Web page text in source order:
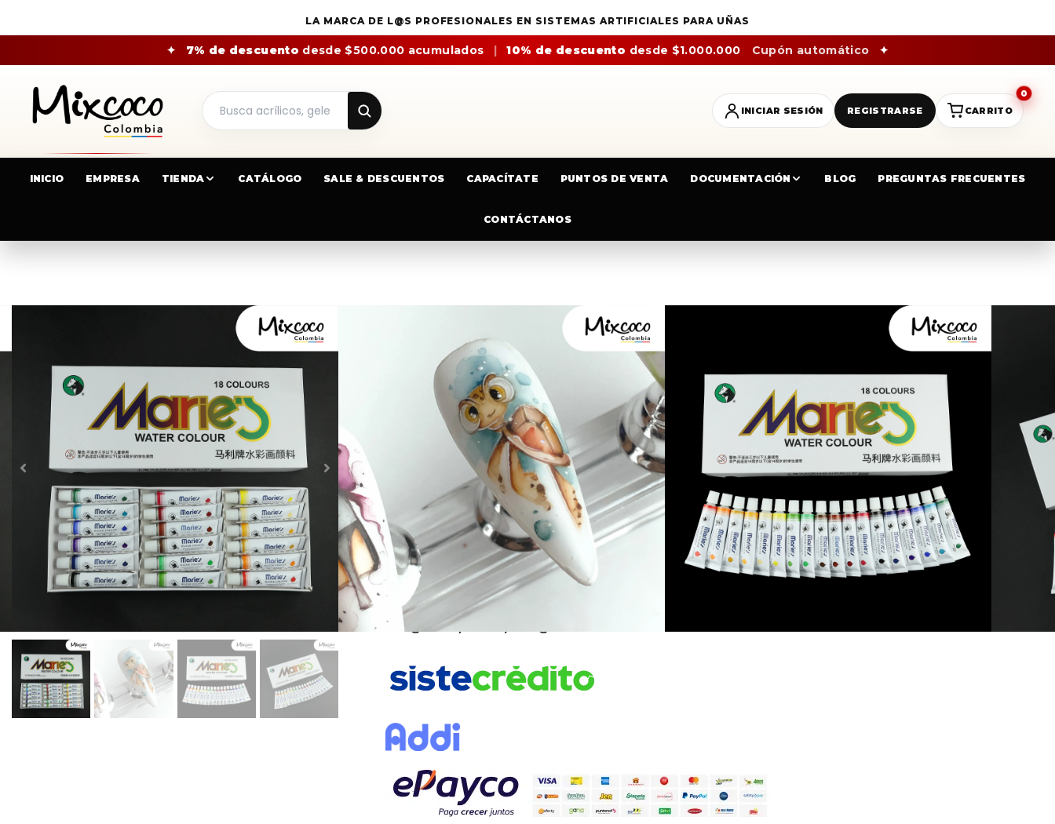
LA MARCA DE L@S PROFESIONALES EN SISTEMAS ARTIFICIALES PARA UÑAS
✦ 7% de descuento desde $500.000 acumulados | 10% de descuento desde $1.000.000 Cupón automático ✦
INICIAR SESIÓN REGISTRARSE
0
CARRITO
INICIO EMPRESA TIENDA CATÁLOGO SALE & DESCUENTOS CAPACÍTATE PUNTOS DE VENTA DOCUMENTACIÓN BLOG PREGUNTAS FRECUENTES
CONTÁCTANOS
CAJA ACUARELAS GRANDE X18 MARIE´S
75000
Selecciona una referencia y agrégala al carrito
Mixcoco / Pregunta aquí sobre este producto
¿Necesitas ayuda? Contáctenos aquí a través de WhatsApp
AÑADIR AL CARRITO
Paga rápido y seguro con